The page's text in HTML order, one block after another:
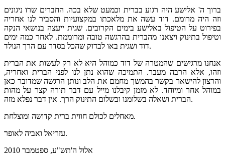
ברוך ה' אלישע היה רגוע בברית וכמעט שלא בכה. החברים שרו ניגונים
וזה היה מרומם. דוד עשה את מלאכתו במקצועיות והסביר לנו אחריה
בפירוט על הטיפול באלישע בימים הקרובים. שגית ייעצה בנושאי הנקה
וטיפול בתינוק ויצאנו מהברית בהרגשה טובה ומרוממת. לאחר כמה ימים
דוד ושגית באו לבדוק שהכל בסדר עם הרך הנולד.
אנחנו מרגישים שהמטרה של דוד כמוהל היא לא רק לעשות את הברית
וזהו, אלא הרבה מעבר. התמיכה שהוא נתן לנו לפני הברית ואחריה,
והרצון להישאר בקשר בהמשך מחמם את הלב ונותן הרגשה שמדובר כאן
במוהל אחר ומיוחד. לא מזמן קיבלנו מייל עם דבר תורה קצר על מהות
הברית ושאלה בשלומנו ובשלום התינוק הרך. אין דבר נפלא מזה.
מאחלים לכולם חווית ברית קדושה ומוצלחת.
עזריאל ואביה לאופר.